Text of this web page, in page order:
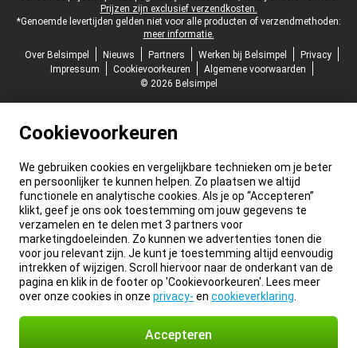
Prijzen zijn exclusief verzendkosten.
*Genoemde levertijden gelden niet voor alle producten of verzendmethoden:
meer informatie.
Over Belsimpel
Nieuws Partners Werken bij Belsimpel
Privacy
Impressum
Cookievoorkeuren
Algemene voorwaarden
© 2026 Belsimpel
Cookievoorkeuren
We gebruiken cookies en vergelijkbare technieken om je beter
en persoonlijker te kunnen helpen. Zo plaatsen we altijd
functionele en analytische cookies. Als je op “Accepteren”
klikt, geef je ons ook toestemming om jouw gegevens te
verzamelen en te delen met 3 partners voor
marketingdoeleinden. Zo kunnen we advertenties tonen die
voor jou relevant zijn. Je kunt je toestemming altijd eenvoudig
intrekken of wijzigen. Scroll hiervoor naar de onderkant van de
pagina en klik in de footer op 'Cookievoorkeuren'. Lees meer
over onze cookies in onze privacy- en cookieverklaring
Accepteren